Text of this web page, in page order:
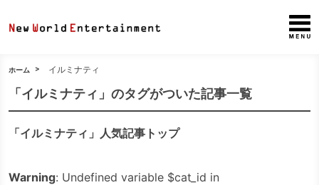
ホーム イルミナティ
「イルミナティ」のタグがついた記事一覧
「イルミナティ」人気記事トップ
Warning: Undefined variable $cat_id in